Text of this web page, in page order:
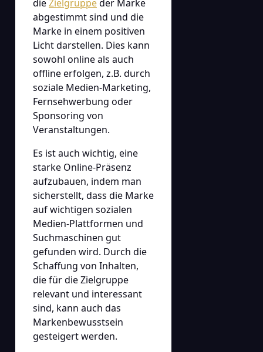
dieZielgruppeder Marke
abgestimmt sind und die
Marke in einem positiven
Licht darstellen. Dies kann
sowohl online als auch
offline erfolgen, z.B. durch
soziale Medien-Marketing,
Fernsehwerbung oder
Sponsoring von
Veranstaltungen.
Es ist auch wichtig, eine
starke Online-Präsenz
aufzubauen, indem man
sicherstellt, dass die Marke
auf wichtigen sozialen
Medien-Plattformen und
Suchmaschinen gut
gefunden wird. Durch die
Schaffung von Inhalten,
die für die Zielgruppe
relevant und interessant
sind, kann auch das
Markenbewusstsein
gesteigert werden.